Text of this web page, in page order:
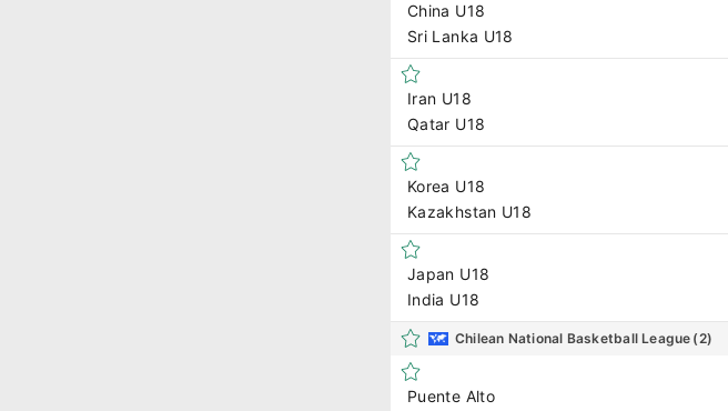
China U18
Sri Lanka U18
Iran U18
Qatar U18
Korea U18
Kazakhstan U18
Japan U18
India U18
Chilean National Basketball League (2)
Puente Alto